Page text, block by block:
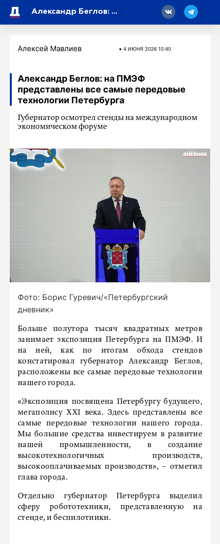
Александр Беглов: на ПМЭФ представлены все самые передовые технологии Петербурга
Алексей Мавлиев 4 ИЮНЯ 2026 10:40
Александр Беглов: на ПМЭФ
представлены все самые передовые
технологии Петербурга
Губернатор осмотрел стенды на международном
экономическом форуме
Фото: Борис Гуревич/«Петербургский
дневник»
Больше полутора тысяч квадратных метров
занимает экспозиция Петербурга на ПМЭФ. И
на ней, как по итогам обхода стендов
констатировал губернатор Александр Беглов,
расположены все самые передовые технологии
нашего города.
«Экспозиция посвящена Петербургу будущего,
мегаполису XXI века. Здесь представлены все
самые передовые технологии нашего города.
Мы большие средства инвестируем в развитие
нашей промышленности, в создание
высокотехнологичных производств,
высокооплачиваемых производств», – отметил
глава города.
Отдельно губернатор Петербурга выделил
сферу робототехники, представленную на
стенде, и беспилотники.